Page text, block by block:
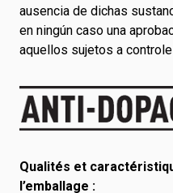
ausencia de dichas
en ningún caso una
aquellos sujetos a
Qualités et
l’emballage :